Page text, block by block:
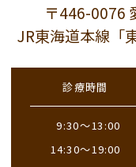
〒446-0076
JR東海道本線「
診療時間
9:30～13:00
14:30～19:00